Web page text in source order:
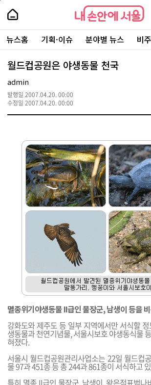
본
로
가
내
손
안
에
서
울
-
서
울
시
대
표
소
내
손
에
울
주
요
서
뉴스홈 기획·이슈 분야별 뉴스 비
월드컵공원은 야생동물 천국
admin
발행일 2007.04.20. 00:00
수정일 2007.04.20. 00:00
멸종위기야생동물 II급인 물장군, 남생이 등을
강화도와 제주도 등 일부 지역에서만 서식할
생동물과 천연기념물, 서울시보호 야생동식물
혀졌다.
서울시 월드컵공원관리사업소는 22일 월드컵
물 97과 451종 등 총 244과 861종이 서식하고
특히 멸종 II급인 물장군, 남생이, 왕은점표범
페
상
단
로